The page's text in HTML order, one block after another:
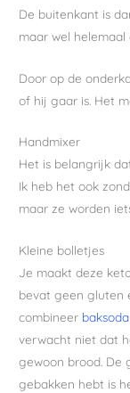
De buitenkant is
maar wel
Door op de
of hij gaar is. Het
Handmixer
Het is belangrijk
Ik heb het ook
maar ze worden
Kleine bolletjes
Je maakt deze
bevat geen gluten
combineer baksoda
verwacht niet dat
gewoon brood. De
gebakken hebt is